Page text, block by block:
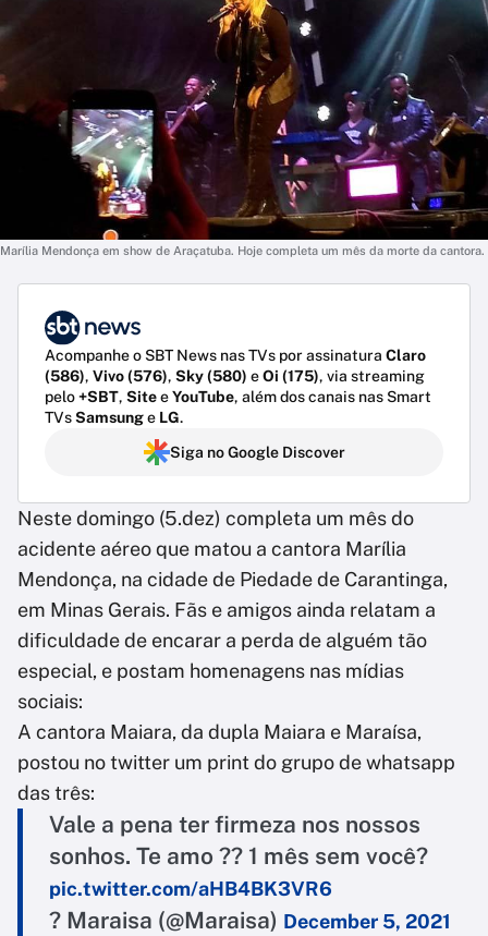
Marília Mendonça em show de Araçatuba. Hoje completa um mês da morte da cantora.
Acompanhe o SBT News nas TVs por assinatura Claro
(586), Vivo (576), Sky (580) eOi (175), via streaming
pelo+SBT, SiteeYouTube, além dos canais nas Smart
TVsSamsunge LG.
Siga no Google Discover
Neste domingo (5.dez) completa um mês do
acidente aéreo que matou a cantora Marília
Mendonça, na cidade de Piedade de Carantinga,
em Minas Gerais. Fãs e amigos ainda relatam a
dificuldade de encarar a perda de alguém tão
especial, e postam homenagens nas mídias
sociais:
A cantora Maiara, da dupla Maiara e Maraísa,
postou no twitter um print do grupo de whatsapp
das três:
Vale a pena ter firmeza nos nossos
sonhos. Te amo ?? 1 mês sem você?
pic.twitter.com/aHB4BK3VR6
? Maraisa (@Maraisa) December 5, 2021